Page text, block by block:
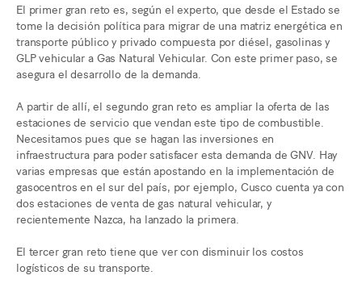
El primer gran reto es, según el experto, que desde el Estado se
tome la decisión política para migrar de una matriz energética en
transporte público y privado compuesta por diésel, gasolinas y
GLP vehicular a Gas Natural Vehicular. Con este primer paso, se
asegura el desarrollo de la demanda.
A partir de allí, el segundo gran reto es ampliar la oferta de las
estaciones de servicio que vendan este tipo de combustible.
Necesitamos pues que se hagan las inversiones en
infraestructura para poder satisfacer esta demanda de GNV. Hay
varias empresas que están apostando en la implementación de
gasocentros en el sur del país, por ejemplo, Cusco cuenta ya con
dos estaciones de venta de gas natural vehicular, y
recientemente Nazca, ha lanzado la primera.
El tercer gran reto tiene que ver con disminuir los costos
logísticos de su transporte.